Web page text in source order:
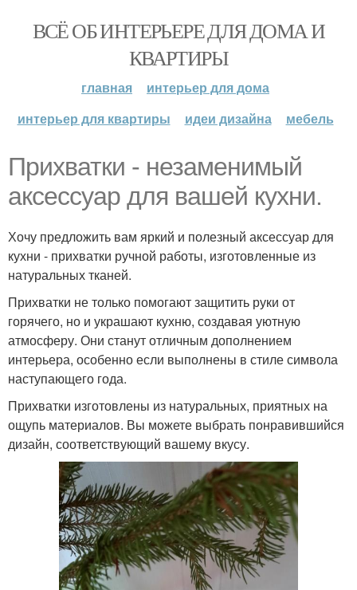
ВСЁ ОБ ИНТЕРЬЕРЕ ДЛЯ ДОМА И
КВАРТИРЫ
главная
интерьер для дома
интерьер для квартиры
идеи дизайна мебель
Прихватки - незаменимый
аксессуар для вашей кухни.
Хочу предложить вам яркий и полезный аксессуар для
кухни - прихватки ручной работы, изготовленные из
натуральных тканей.
Прихватки не только помогают защитить руки от
горячего, но и украшают кухню, создавая уютную
атмосферу. Они станут отличным дополнением
интерьера, особенно если выполнены в стиле символа
наступающего года.
Прихватки изготовлены из натуральных, приятных на
ощупь материалов. Вы можете выбрать понравившийся
дизайн, соответствующий вашему вкусу.